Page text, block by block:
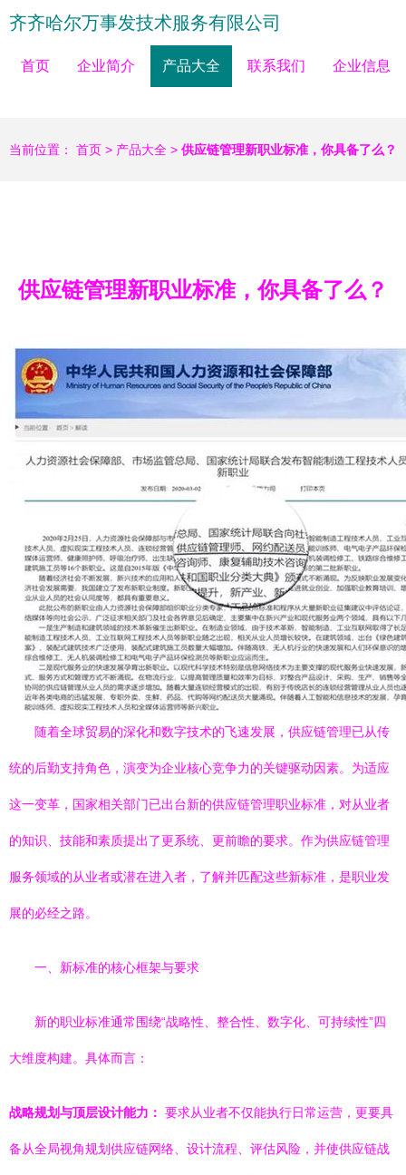
齐齐哈尔万事发技术服务有限公司
首页 企业简介 产品大全 联系我们 企业信息
当前位置： 首页 > 产品大全 > 供应链管理新职业标准，你具备了么？
供应链管理新职业标准，你具备了么？
随着全球贸易的深化和数字技术的飞速发展，供应链管理已从传
统的后勤支持角色，演变为企业核心竞争力的关键驱动因素。为适应
这一变革，国家相关部门已出台新的供应链管理职业标准，对从业者
的知识、技能和素质提出了更系统、更前瞻的要求。作为供应链管理
服务领域的从业者或潜在进入者，了解并匹配这些新标准，是职业发
展的必经之路。
一、新标准的核心框架与要求
新的职业标准通常围绕“战略性、整合性、数字化、可持续性”四
大维度构建。具体而言：
战略规划与顶层设计能力： 要求从业者不仅能执行日常运营，更要具
备从全局视角规划供应链网络、设计流程、评估风险，并使供应链战